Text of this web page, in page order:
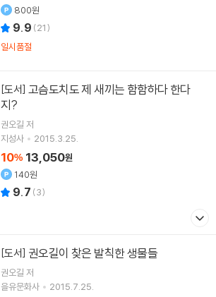
800원
9.9 (21)
일시품절
[도서]
지?
권오길 저
지성사
2015.3.25.
10% 13,050원
140원
9.7 (3)
[도서] 권오길이 찾은 발칙한 생물들
권오길 저
을유문화사
2015.7.25.